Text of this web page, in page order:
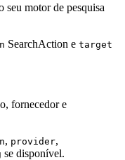
seu motor de pesquisa
SearchAction e target
fornecedor e
, provider,
se disponível.